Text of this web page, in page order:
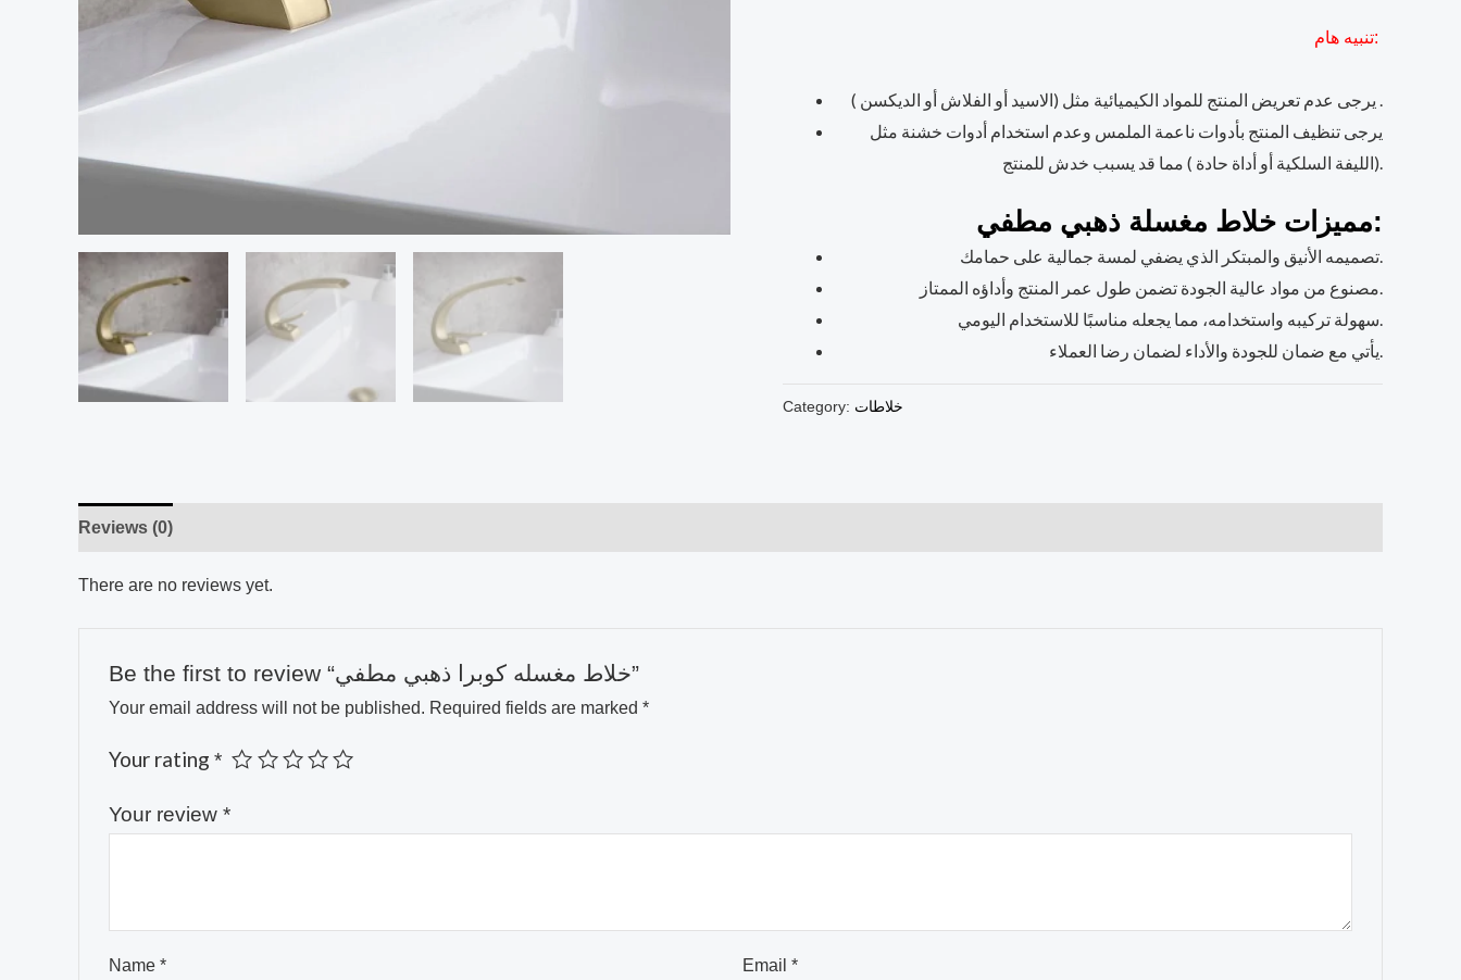
تنبيه هام:
يرجى عدم تعريض المنتج للمواد الكيميائية مثل (الاسيد أو الفلاش أو الديكسن ) .
(الليفة السلكية أو أداة حادة ) مما قد يسبب خدش للمنتج.
مميزات خلاط مغسلة ذهبي مطفي:
تصميمه الأنيق والمبتكر الذي يضفي لمسة جمالية على حمامك.
مصنوع من مواد عالية الجودة تضمن طول عمر المنتج وأداؤه الممتاز.
سهولة تركيبه واستخدامه، مما يجعله مناسبًا للاستخدام اليومي.
يأتي مع ضمان للجودة والأداء لضمان رضا العملاء.
Category: خلاطات
Reviews (0)
There are no reviews yet.
Be the first to review “خلاط مغسله كوبرا ذهبي مطفي”
Your email address will not be published. Required fields are marked *
Your rating *
Your review *
Name * Email*